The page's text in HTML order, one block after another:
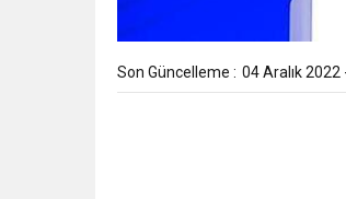
Son Güncelleme : 04 Aralık 2022